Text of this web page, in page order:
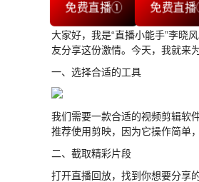
免费直播① 免费直
大家好，我是“直播小能手”李晓
友分享这份激情。今天，我就来
一、选择合适的工具
我们需要一款合适的视频剪辑软
推荐使用剪映，因为它操作简单
二、截取精彩片段
打开直播回放，找到你想要分享